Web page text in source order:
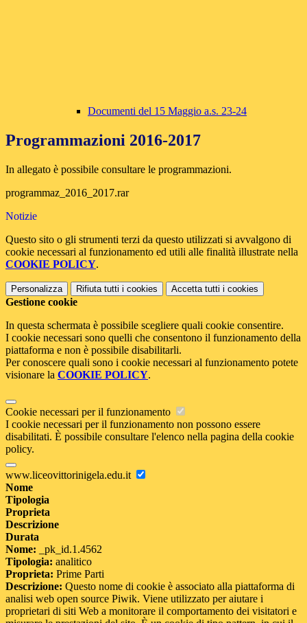
Documenti del 15 Maggio a.s. 23-24
Programmazioni 2016-2017
In allegato è possibile consultare le programmazioni.
programmaz_2016_2017.rar
Notizie
Questo sito o gli strumenti terzi da questo utilizzati si avvalgono di
cookie necessari al funzionamento ed utili alle finalità illustrate nella
COOKIE POLICY.
Personalizza Rifiuta tutti i cookies Accetta tutti i cookies
Gestione cookie
In questa schermata è possibile scegliere quali cookie consentire.
I cookie necessari sono quelli che consentono il funzionamento della
piattaforma e non è possibile disabilitarli.
Per conoscere quali sono i cookie necessari al funzionamento potete
visionare la COOKIE POLICY.
Cookie necessari per il funzionamento
I cookie necessari per il funzionamento non possono essere
disabilitati. È possibile consultare l'elenco nella pagina della cookie
policy.
www.liceovittorinigela.edu.it
Nome
Tipologia
Proprieta
Descrizione
Durata
Nome: _pk_id.1.4562
Tipologia: analitico
Proprieta: Prime Parti
Descrizione: Questo nome di cookie è associato alla piattaforma di
analisi web open source Piwik. Viene utilizzato per aiutare i
proprietari di siti Web a monitorare il comportamento dei visitatori e